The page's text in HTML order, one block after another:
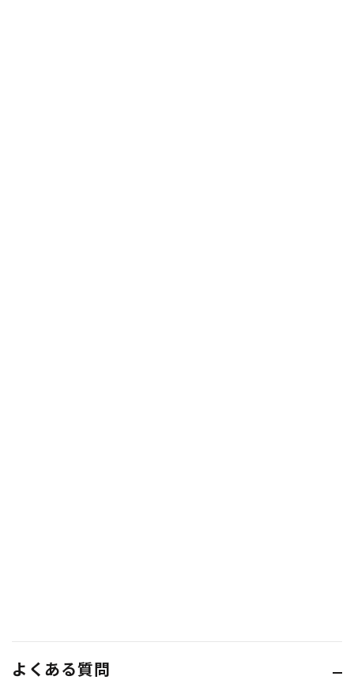
よくある質問